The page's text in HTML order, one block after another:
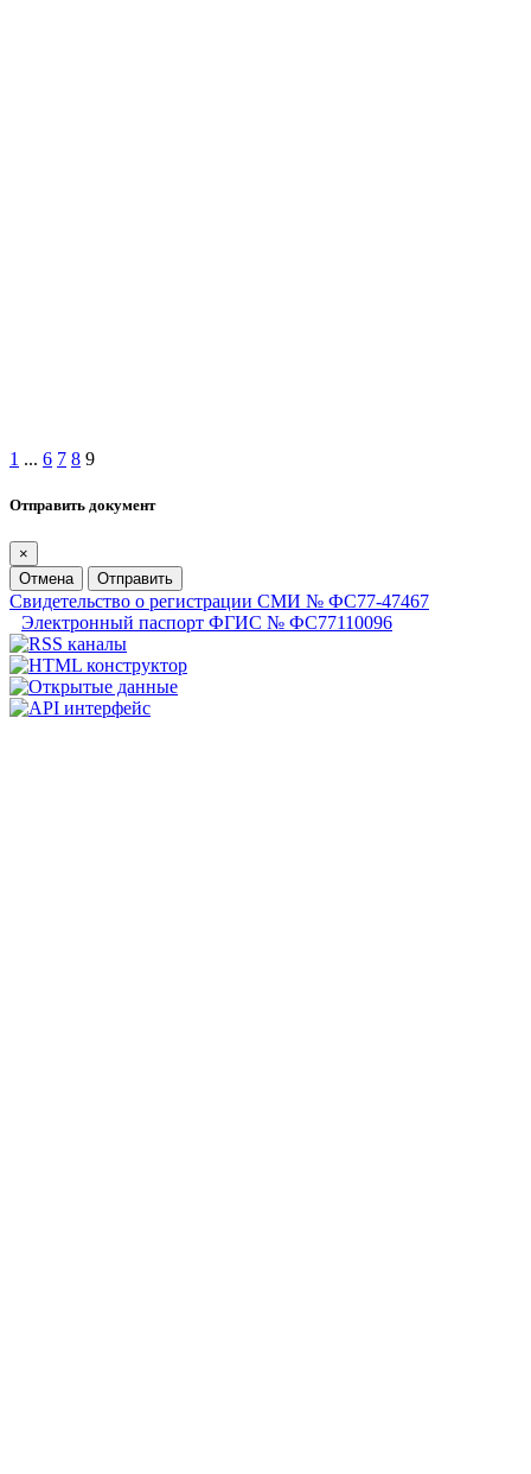
1 ... 6 7 8 9
Отправить документ
×
Отмена
Отправить
Свидетельство о регистрации СМИ № ФС77-47467
Электронный паспорт ФГИС № ФС77110096